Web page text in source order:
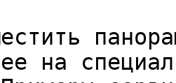
на